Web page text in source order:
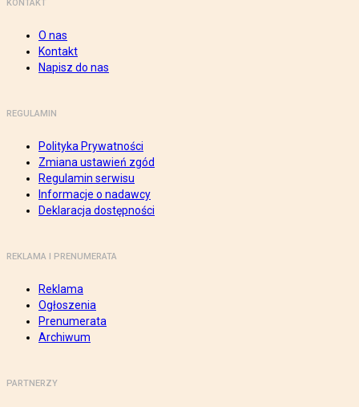
KONTAKT
O nas
Kontakt
Napisz do nas
REGULAMIN
Polityka Prywatności
Zmiana ustawień zgód
Regulamin serwisu
Informacje o nadawcy
Deklaracja dostępności
REKLAMA I PRENUMERATA
Reklama
Ogłoszenia
Prenumerata
Archiwum
PARTNERZY